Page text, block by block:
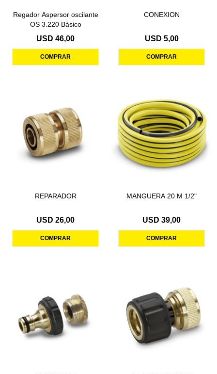
Regador Aspersor oscilante
OS 3.220 Básico
USD 46,00
CONEXION
USD 5,00
REPARADOR
USD 26,00
MANGUERA 20 M 1/2"
USD 39,00